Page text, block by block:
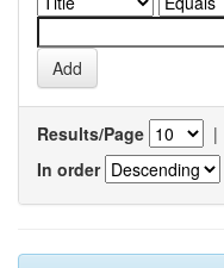
Results/Page |
In order